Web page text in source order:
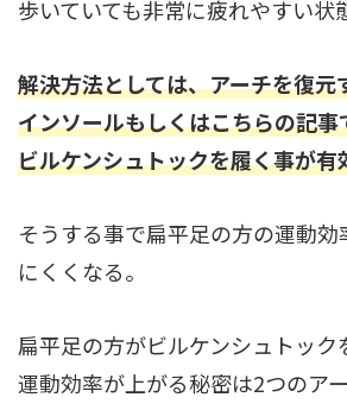
歩いていても非常に疲れやすい状
解決方法としては、アーチを復元
インソールもしくはこちらの記
ビルケンシュトックを履く事が有
そうする事で扁平足の方の運動
にくくなる。
扁平足の方がビルケンシュトック
運動効率が上がる秘密は2つのア